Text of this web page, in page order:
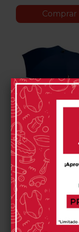
Comprar
YOYO
50,00 €
BlackGrey
Azul
Marino
2 opinión(es)